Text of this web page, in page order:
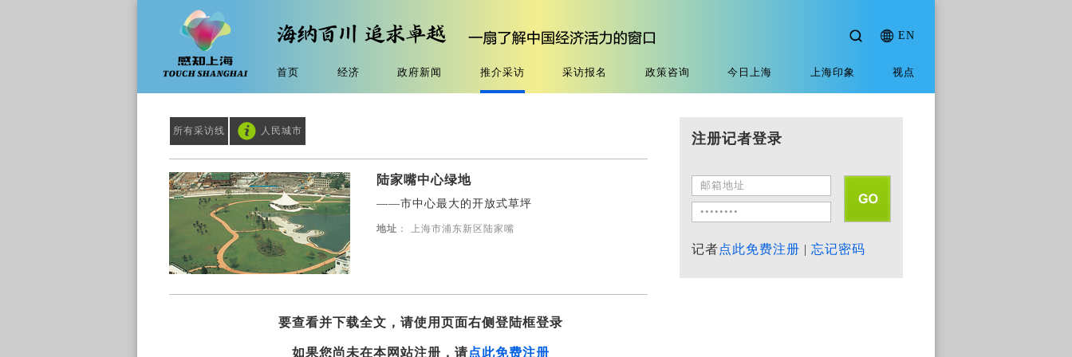
EN
首页 经济 政府新闻 推介采访 采访报名 政策咨询 今日上海 上海印象 视点
所有采访线 人民城市
陆家嘴中心绿地
——市中心最大的开放式草坪
地址 ： 上海市浦东新区陆家嘴
要查看并下载全文，请使用页面右侧登陆框登录
如果您尚未在本网站注册，请点此免费注册
注册记者登录
记者点此免费注册 | 忘记密码